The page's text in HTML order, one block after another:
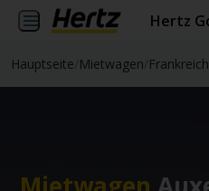
Hertz
Hauptseite Mietwagen Frankreich